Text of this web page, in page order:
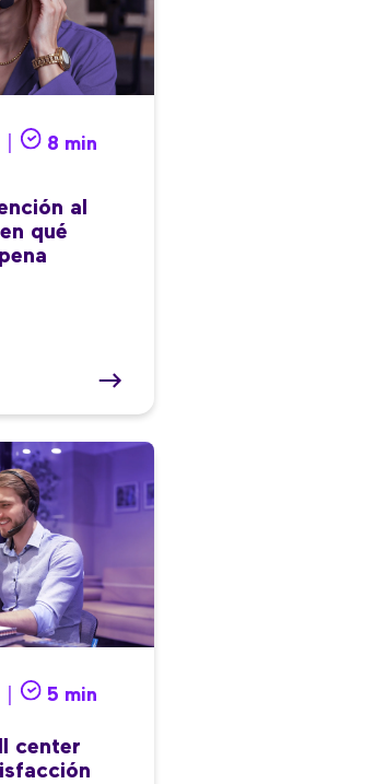
| 8 min
al
qué
| 5 min
center